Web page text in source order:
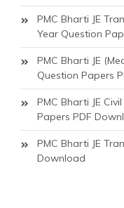
PMC Bharti JE
Year Question
PMC Bharti JE
Question Papers
PMC Bharti JE
Papers PDF
PMC Bharti JE
Download